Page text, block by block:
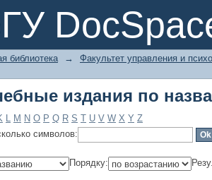
издания по
библиотека →
Факультет управления и
издания по
L M N O P Q R S T U V W X Y Z
символов:
Порядку: